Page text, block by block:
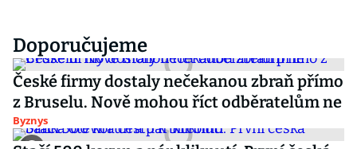
Doporučujeme
České firmy dostaly nečekanou zbraň přímo
z Bruselu. Nově mohou říct odběratelům ne
Byznys